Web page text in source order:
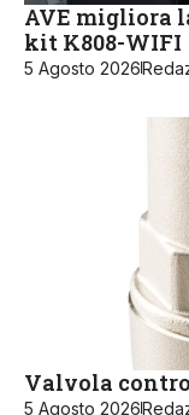
AVE migliora
kit K808-WIFI
5 Agosto 2026
Valvola
5 Agosto 2026